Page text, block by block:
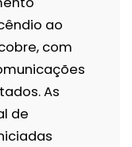
ao
com
As
de